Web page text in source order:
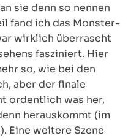
sie denn so nennen
fand ich das Monster-
wirklich überrascht
fasziniert. Hier
so, wie bei den
aber der finale
ordentlich was her,
herauskommt (im
Eine weitere Szene